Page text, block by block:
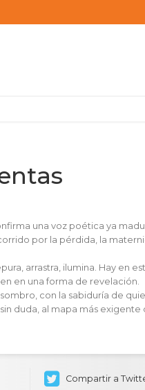
una voz poética ya
por la pérdida, la
arrastra, ilumina. Hay en
en una forma de revelación.
con la sabiduría de
duda, al mapa más exigente
Compartir a